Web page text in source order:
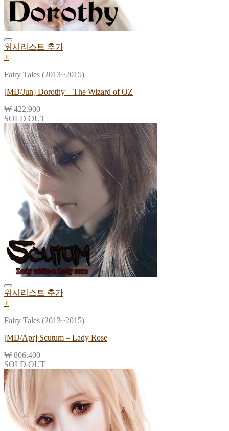
위시리스트 추가
+
Fairy Tales (2013~2015)
[MD/Jun] Dorothy – The Wizard of OZ
₩ 422,900
SOLD OUT
위시리스트 추가
+
Fairy Tales (2013~2015)
[MD/Apr] Scutum – Lady Rose
₩ 806,400
SOLD OUT